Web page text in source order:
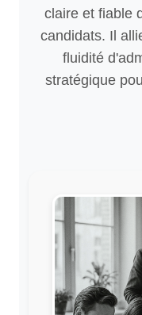
claire et fiable
candidats. Il
fluidité
stratégique